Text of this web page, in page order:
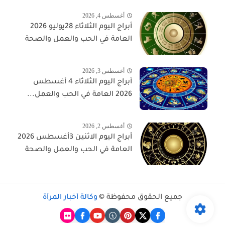
أغسطس 4, 2026
أبراج اليوم الثلاثاء 28يوليو 2026
العامة في الحب والعمل والصحة
أغسطس 3, 2026
أبراج اليوم الثلاثاء 4 أغسطس
2026 العامة في الحب والعمل...
أغسطس 2, 2026
أبراج اليوم الاثنين 3أغسطس 2026
العامة في الحب والعمل والصحة
جميع الحقوق محفوظة © وكالة أخبار المرأة